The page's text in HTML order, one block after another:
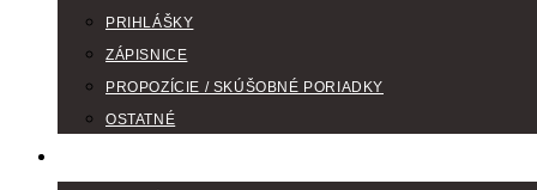
PRIHLÁŠKY
ZÁPISNICE
PROPOZÍCIE / SKÚŠOBNÉ PORIADKY
OSTATNÉ